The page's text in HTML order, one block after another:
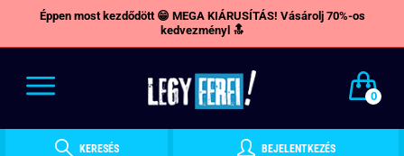
Éppen most kezdődött 😁 MEGA KIÁRUSÍTÁS! Vásárolj 70%-os
kedvezményl 🔝
0
KERESÉS BEJELENTKEZÉS